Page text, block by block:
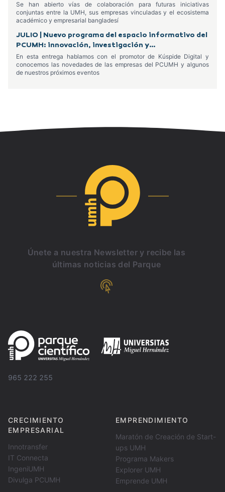
Se han abierto vías de colaboración para futuras iniciativas
conjuntas entre la UMH, sus empresas vinculadas y el ecosistema
académico y empresarial bangladesí
JULIO | Nuevo programa del espacio informativo del
PCUMH: innovación, investigación y
emprendimiento
En esta entrega hablamos con el promotor de Kúspide Digital y
conocemos las novedades de las empresas del PCUMH y algunos
de nuestros próximos eventos
Únete a nuestra Newsletter y recibe las
últimas noticias del Parque
965 222 255
CRECIMIENTO
EMPRESARIAL
Innotransfer
IT Connecta
IngeniUMH
Divulga PCUMH
EMPRENDIMIENTO
Maratón de Creación de Start-
ups UMH
Programa Makers
Explorer UMH
Emprende UMH